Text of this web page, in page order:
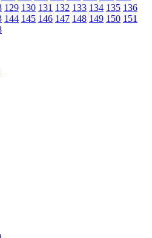
129 130 131 132 133 134 135 136
144 145 146 147 148 149 150 151